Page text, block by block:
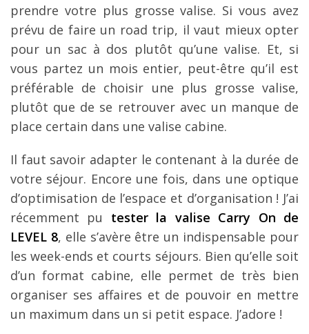
prendre votre plus grosse valise. Si vous avez
prévu de faire un road trip, il vaut mieux opter
pour un sac à dos plutôt qu’une valise. Et, si
vous partez un mois entier, peut-être qu’il est
préférable de choisir une plus grosse valise,
plutôt que de se retrouver avec un manque de
place certain dans une valise cabine.
Il faut savoir adapter le contenant à la durée de
votre séjour. Encore une fois, dans une optique
d’optimisation de l’espace et d’organisation ! J’ai
récemment pu tester la valise Carry On de
LEVEL 8, elle s’avère être un indispensable pour
les week-ends et courts séjours. Bien qu’elle soit
d’un format cabine, elle permet de très bien
organiser ses affaires et de pouvoir en mettre
un maximum dans un si petit espace. J’adore !